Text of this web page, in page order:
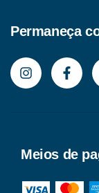
Permaneça
Meios de